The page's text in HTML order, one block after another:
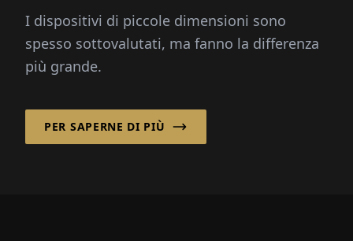
I dispositivi di piccole dimensioni sono
spesso sottovalutati, ma fanno la differenza
più grande.
PER SAPERNE DI PIÙ